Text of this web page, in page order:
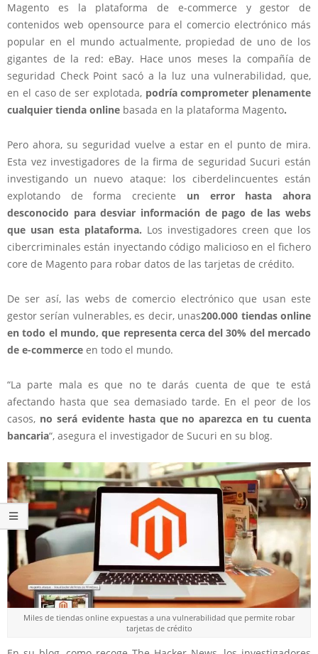
Magento es la plataforma de e-commerce y gestor de
contenidos web opensource para el comercio electrónico más
popular en el mundo actualmente, propiedad de uno de los
gigantes de la red: eBay. Hace unos meses la compañía de
seguridad Check Point sacó a la luz una vulnerabilidad, que,
en el caso de ser explotada, podría comprometer plenamente
cualquier tienda online basada en la plataforma Magento.
Pero ahora, su seguridad vuelve a estar en el punto de mira.
Esta vez investigadores de la firma de seguridad Sucuri están
investigando un nuevo ataque: los ciberdelincuentes están
explotando de forma creciente un error hasta ahora
desconocido para desviar información de pago de las webs
que usan esta plataforma. Los investigadores creen que los
cibercriminales están inyectando código malicioso en el fichero
core de Magento para robar datos de las tarjetas de crédito.
De ser así, las webs de comercio electrónico que usan este
gestor serían vulnerables, es decir, unas200.000 tiendas online
en todo el mundo, que representa cerca del 30% del mercado
de e-commerce en todo el mundo.
“La parte mala es que no te darás cuenta de que te está
afectando hasta que sea demasiado tarde. En el peor de los
casos, no será evidente hasta que no aparezca en tu cuenta
bancaria“, asegura el investigador de Sucuri en su blog.
Miles de tiendas online expuestas a una vulnerabilidad que permite robar
tarjetas de crédito